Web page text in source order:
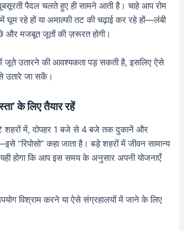
पैदल चलते हुए ही सामने आती है। चाहे आप रोम
में घूम रहे हों या अमाल्फी तट की चढ़ाई कर रहे हों—लंबी
और मजबूत जूतों की ज़रूरत होगी।
में जूते उतारने की आवश्यकता पड़ सकती है, इसलिए ऐसे
उतारे जा सकें।
के लिए तैयार रहें
शहरों में, दोपहर 1 बजे से 4 बजे तक दुकानें और
“रिपोसो” कहा जाता है। बड़े शहरों में जीवन सामान्य
होगा कि आप इस समय के अनुसार अपनी योजनाएँ
विश्राम करने या ऐसे संग्रहालयों में जाने के लिए